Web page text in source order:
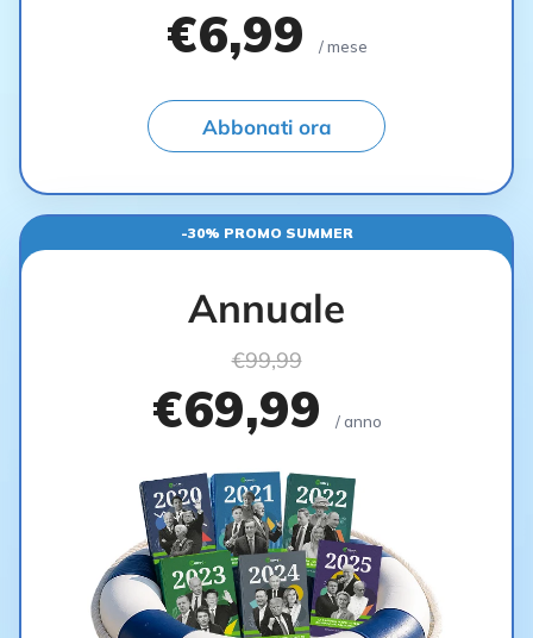
€6,99 / mese
Abbonati ora
-30% PROMO SUMMER
Annuale
€99,99
€69,99 / anno